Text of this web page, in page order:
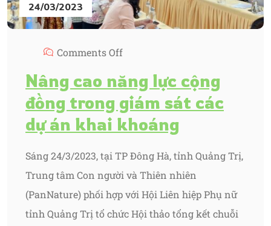
24/03/2023
Comments Off
Nâng cao năng lực cộng
đồng trong giám sát các
dự án khai khoáng
Sáng 24/3/2023, tại TP Đông Hà, tỉnh Quảng Trị,
Trung tâm Con người và Thiên nhiên
(PanNature) phối hợp với Hội Liên hiệp Phụ nữ
tỉnh Quảng Trị tổ chức Hội thảo tổng kết chuỗi